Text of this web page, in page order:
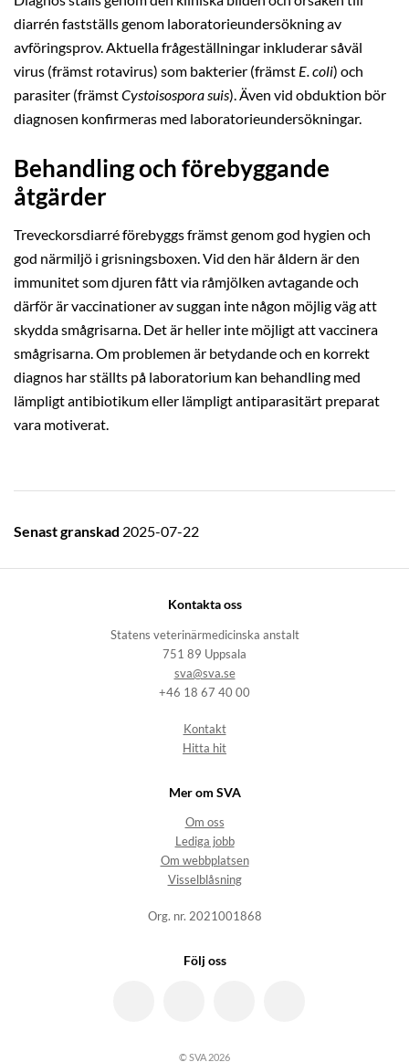
diarrén fastställs genom laboratorieundersökning av
avföringsprov. Aktuella frågeställningar inkluderar såväl
virus (främst rotavirus) som bakterier (främst E. coli) och
parasiter (främstCystoisospora suis). Även vid obduktion bör
diagnosen konfirmeras med laboratorieundersökningar.
Behandling och förebyggande
åtgärder
Treveckorsdiarré förebyggs främst genom god hygien och
god närmiljö i grisningsboxen. Vid den här åldern är den
immunitet som djuren fått via råmjölken avtagande och
därför är vaccinationer av suggan inte någon möjlig väg att
skydda smågrisarna. Det är heller inte möjligt att vaccinera
smågrisarna. Om problemen är betydande och en korrekt
diagnos har ställts på laboratorium kan behandling med
lämpligt antibiotikum eller lämpligt antiparasitärt preparat
vara motiverat.
Senast granskad 2025-07-22
Kontakta oss
Statens veterinärmedicinska anstalt
751 89 Uppsala
sva@sva.se
+46 18 67 40 00
Kontakt
Hitta hit
Mer om SVA
Om oss
Lediga jobb
Om webbplatsen
Visselblåsning
Org. nr. 2021001868
Följ oss
© SVA 2026